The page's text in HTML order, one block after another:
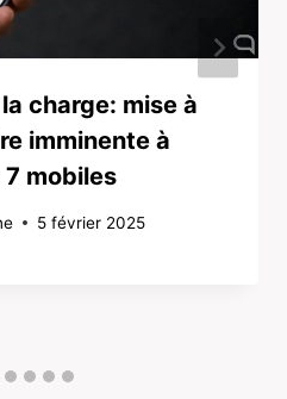
charge: mise à
imminente à
mobiles
5 février 2025